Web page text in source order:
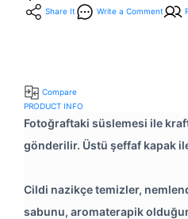
Share It Write a Comment
Compare
PRODUCT INFO
Fotoğraftaki süslemesi ile
gönderilir. Üstü şeffaf kapak ile
Cildi nazikçe temizler,
sabunu, aromaterapik